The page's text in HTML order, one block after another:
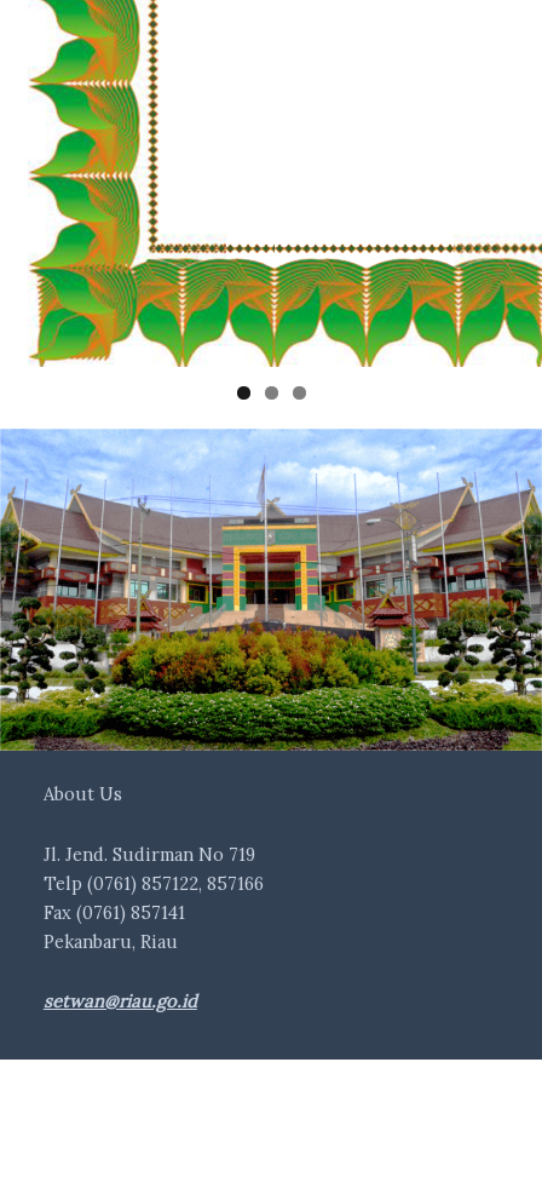
About Us
Jl. Jend. Sudirman No 719
Telp (0761) 857122, 857166
Fax (0761) 857141
Pekanbaru, Riau
setwan@riau.go.id